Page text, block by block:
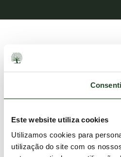
Este website utiliza cookies
Utilizamos cookies para
utilização do site com os